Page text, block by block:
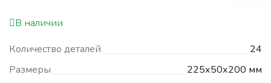
В наличии
Количество деталей
24
Размеры
225х50х200 мм